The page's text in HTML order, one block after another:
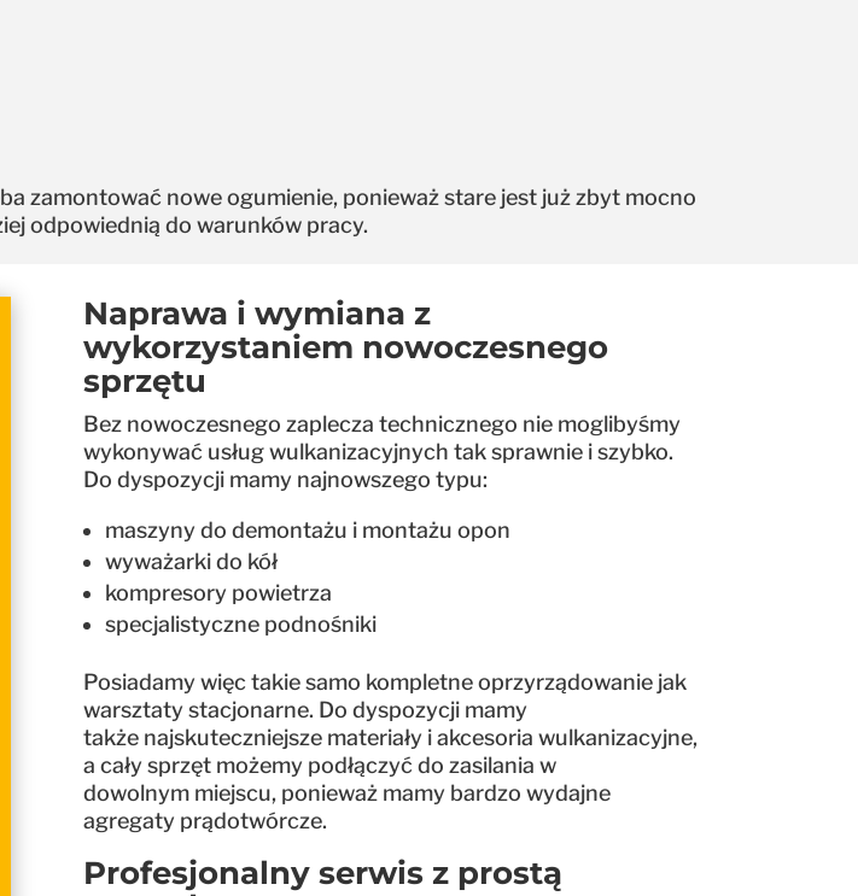
zamontować nowe ogumienie, ponieważ stare jest już zbyt mocno
odpowiednią do warunków pracy.
Naprawa i wymiana z
wykorzystaniem nowoczesnego
sprzętu
Bez nowoczesnego zaplecza technicznego nie moglibyśmy
wykonywać usług wulkanizacyjnych tak sprawnie i szybko.
Do dyspozycji mamy najnowszego typu:
maszyny do demontażu i montażu opon
wyważarki do kół
kompresory powietrza
specjalistyczne podnośniki
Posiadamy więc takie samo kompletne oprzyrządowanie jak
warsztaty stacjonarne. Do dyspozycji mamy
także najskuteczniejsze materiały i akcesoria wulkanizacyjne,
a cały sprzęt możemy podłączyć do zasilania w
dowolnym miejscu, ponieważ mamy bardzo wydajne
agregaty prądotwórcze.
Profesjonalny serwis z prostą